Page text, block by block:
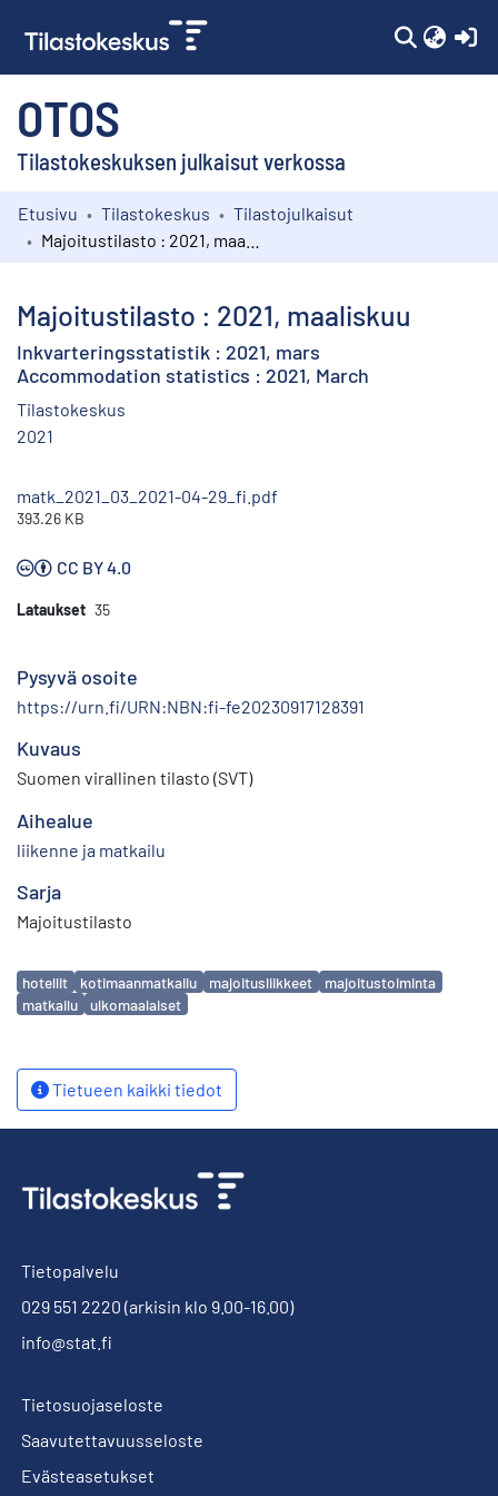
OTOS
Tilastokeskuksen julkaisut verkossa
Kokoelmat
Etusivu Tilastokeskus
Tilastojulkaisut
Majoitustilasto : 2021, maaliskuu
Inkvarteringsstatistik : 2021, mars
Accommodation statistics : 2021, March
Tilastokeskus
2021
matk_2021_03_2021-04-29_fi.pdf
393.26 KB
CC BY 4.0
Lataukset 35
Pysyvä osoite
https://urn.fi/URN:NBN:fi-fe20230917128391
Kuvaus
Suomen virallinen tilasto (SVT)
Aihealue
liikenne ja matkailu
Sarja
Majoitustilasto
Avainsanat
hotellit kotimaanmatkailu majoitusliikkeet
majoitustoiminta
matkailu
ulkomaalaiset
Tietueen kaikki tiedot
Tietopalvelu
029 551 2220 (arkisin klo 9.00-16.00)
info@stat.fi
Tietosuojaseloste
Saavutettavuusseloste
Evästeasetukset